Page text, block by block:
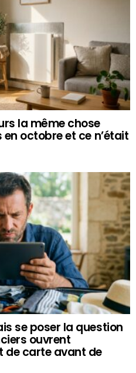
la même chose
octobre et ce n’était
se poser la question
ouvrent
de carte avant de